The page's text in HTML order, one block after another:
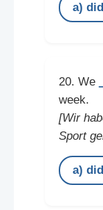
a)
20. We
week.
[Wir
Sport
a)